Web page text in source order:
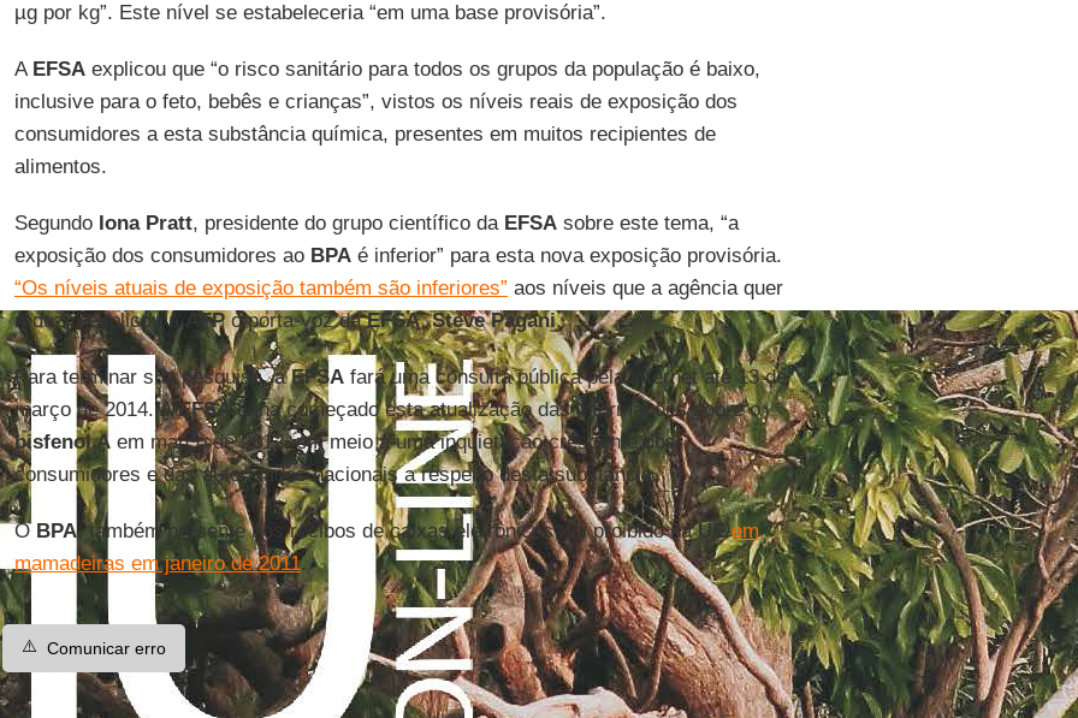
µg por kg”. Este nível se estabeleceria “em uma base provisória”.
A EFSAexplicou que “o risco sanitário para todos os grupos da população é baixo,
inclusive para o feto, bebês e crianças”, vistos os níveis reais de exposição dos
consumidores a esta substância química, presentes em muitos recipientes de
alimentos.
SegundoIona Pratt, presidente do grupo científico da EFSAsobre este tema, “a
exposição dos consumidores aoBPAé inferior” para esta nova exposição provisória.
“Os níveis atuais de exposição também são inferiores” aos níveis que a agência quer
reduzir, explicou à AFPo porta-voz daEFSA,Steve Pagani.
Para terminar sua pesquisa, aEFSAfará uma consulta pública pela internet até 13 de
março de 2014. AEFSAtinha começado esta atualização das informações sobre o
bisfenol Aem março de 2012, em meio a uma inquietação crescente dos
consumidores e das autoridades nacionais a respeito desta substância.
O BPA, também presente nos recibos de caixas eletrônicos, foi proibido naUE em
mamadeiras em janeiro de 2011.
⚠️ Comunicar erro